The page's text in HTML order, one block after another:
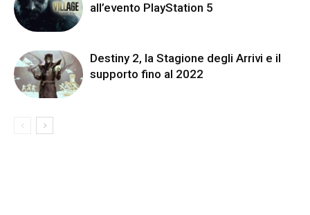
all’evento PlayStation 5
Destiny 2, la Stagione degli Arrivi e il
supporto fino al 2022